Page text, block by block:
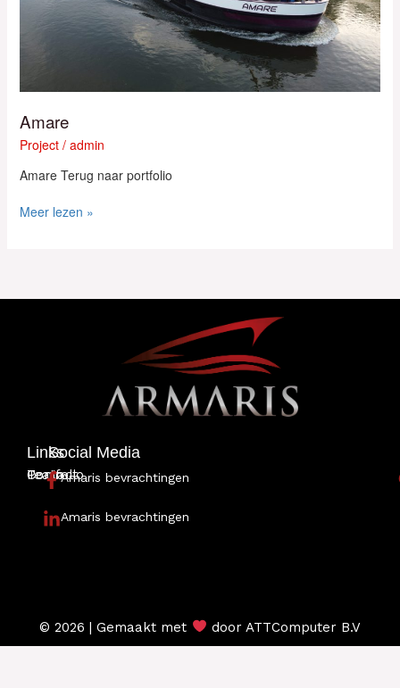
Amare
Project/ admin
Amare Terug naar portfolio
Meer lezen »
Links
Portfolio
Team
Contact
Social Media
Amaris bevrachtingen
Amaris bevrachtingen
© 2026 | Gemaakt met door ATTComputer B.V